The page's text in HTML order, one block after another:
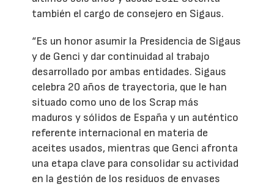
también el cargo de consejero en Sigaus.
“Es un honor asumir la Presidencia de Sigaus
y de Genci y dar continuidad al trabajo
desarrollado por ambas entidades. Sigaus
celebra 20 años de trayectoria, que le han
situado como uno de los Scrap más
maduros y sólidos de España y un auténtico
referente internacional en materia de
aceites usados, mientras que Genci afronta
una etapa clave para consolidar su actividad
en la gestión de los residuos de envases